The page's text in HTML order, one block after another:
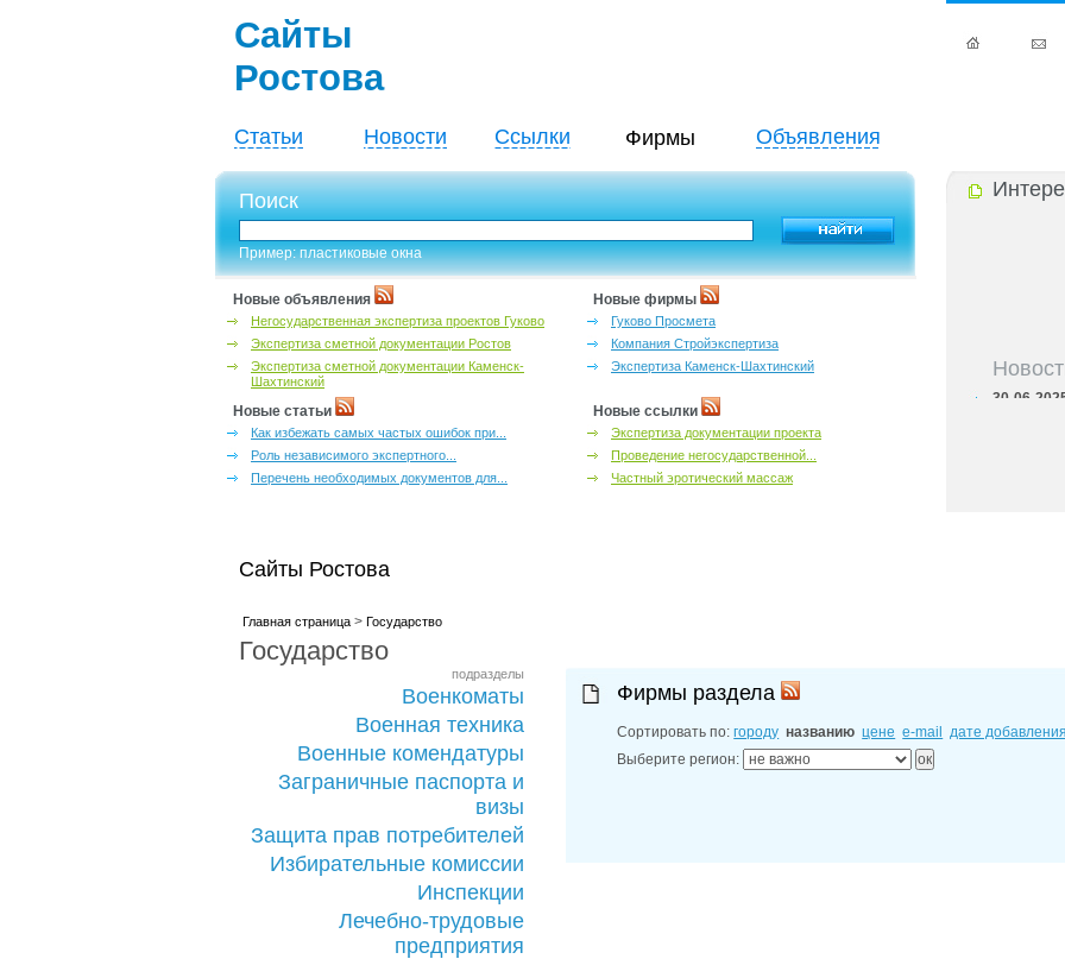
Сайты
Ростова
Статьи Новости Ссылки Фирмы Объявления
Поиск
Пример: пластиковые окна
Новые объявления
Негосударственная экспертиза проектов Гуково
Экспертиза сметной документации Ростов
Экспертиза сметной документации Каменск-
Шахтинский
Новые фирмы
Гуково Просмета
Компания Стройэкспертиза
Экспертиза Каменск-Шахтинский
Новые статьи
Как избежать самых частых ошибок при...
Роль независимого экспертного...
Перечень необходимых документов для...
Новые ссылки
Экспертиза документации проекта
Проведение негосударственной...
Частный эротический массаж
30-06-
Сайты Ростова
Главная страница> Государство
Государство
подразделы
Военкоматы
Военная техника
Военные комендатуры
Заграничные паспорта и
визы
Защита прав потребителей
Избирательные комиссии
Инспекции
Лечебно-трудовые
предприятия
Фирмы раздела
Сортировать по:городу названию цене e-mail
дате добавления
Выберите регион: